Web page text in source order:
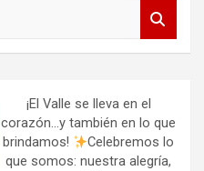
¡El Valle se lleva en el
corazón…y también en lo que
brindamos!
Celebremos lo
que somos: nuestra alegría,